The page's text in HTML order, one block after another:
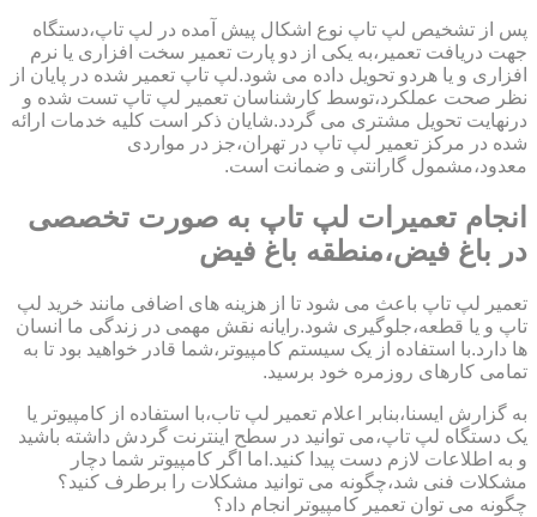
پس از تشخیص لپ تاپ نوع اشکال پیش آمده در لپ تاپ،دستگاه
جهت دریافت تعمیر،به یکی از دو پارت تعمیر سخت افزاری یا نرم
افزاری و یا هردو تحویل داده می شود.لپ تاپ تعمیر شده در پایان از
نظر صحت عملکرد،توسط کارشناسان تعمیر لپ تاپ تست شده و
درنهایت تحویل مشتری می گردد.شایان ذکر است کلیه خدمات ارائه
شده در مرکز تعمیر لپ تاپ در تهران،جز در مواردی
معدود،مشمول گارانتی و ضمانت است.
انجام تعمیرات لپ تاپ به صورت تخصصی
در باغ فیض،منطقه باغ فیض
تعمیر لپ تاپ باعث می شود تا از هزینه های اضافی مانند خرید لپ
تاپ و یا قطعه،جلوگیری شود.رایانه نقش مهمی در زندگی ما انسان
ها دارد.با استفاده از یک سیستم کامپیوتر،شما قادر خواهید بود تا به
تمامی کارهای روزمره خود برسید.
به گزارش ایسنا،بنابر اعلام تعمیر لپ تاب،با استفاده از کامپیوتر یا
یک دستگاه لپ تاپ،می توانید در سطح اینترنت گردش داشته باشید
و به اطلاعات لازم دست پیدا کنید.اما اگر کامپیوتر شما دچار
مشکلات فنی شد،چگونه می توانید مشکلات را برطرف کنید؟
چگونه می توان تعمیر کامپیوتر انجام داد؟